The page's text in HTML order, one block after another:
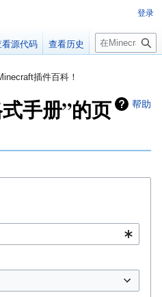
插件百科！
带您快速熟悉百科编辑！
编辑，有意编辑请加入插件百科企
帮助
手册”的页
登录
看源代码 查看历史
搜
索